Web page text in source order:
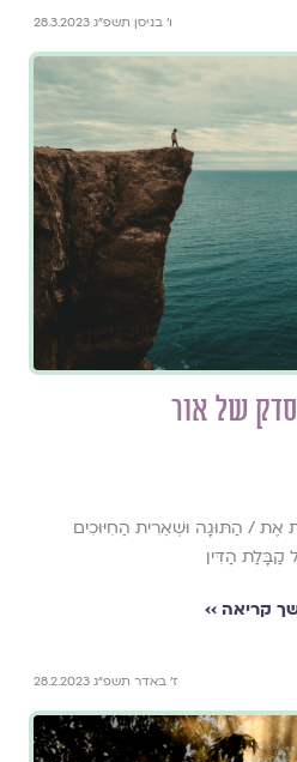
ו׳ בניסן תשפ״ג 28.3.2023
של אור
/ הַתּוּגָה וּשְׁאֵרִית הַחִיּוּכִים
קַבָּלַת הַדִּין
קריאה ››
ז׳ באדר תשפ״ג 28.2.2023